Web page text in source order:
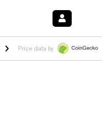
$1.02 1.70% HYPE $55.61 -
Price data by